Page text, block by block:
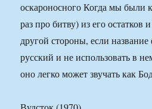
оскароносного Когда мы были
раз про битву) из его остатков
другой стороны, если
русский и не использовать в
оно легко может звучать как